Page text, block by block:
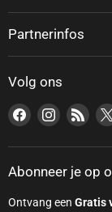
Partnerinfos
Volg ons
Vind ons op
Vind ons
Vind
Abonneer je op
Ontvang een Gratis